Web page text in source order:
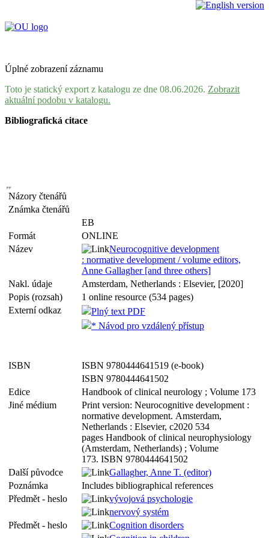
Úplné zobrazení záznamu
Toto je statický export z katalogu ze dne 08.06.2026. Zobrazit
aktuální podobu v katalogu.
Bibliografická citace
Názory čtenářů
Známka čtenářů
EB
Formát
ONLINE
Název
Neurocognitive development
: normative development / volume editors,
Anne Gallagher [and three others]
Nakl. údaje
Amsterdam, Netherlands : Elsevier, [2020]
Popis (rozsah)
1 online resource (534 pages)
Externí odkaz
Plný text PDF
* Návod pro vzdálený přístup
ISBN
ISBN 9780444641519 (e-book)
ISBN 9780444641502
Edice
Handbook of clinical neurology ; Volume 173
Jiné médium
Print version: Neurocognitive development :
normative development. Amsterdam,
Netherlands : Elsevier, c2020 534
pages Handbook of clinical neurophysiology
(Amsterdam, Netherlands) ; Volume
173. ISBN 9780444641502
Další původce
Gallagher, Anne T. (editor)
Poznámka
Includes bibliographical references
Předmět - heslo
vývojová psychologie
nervový systém
Předmět - heslo
Cognition disorders